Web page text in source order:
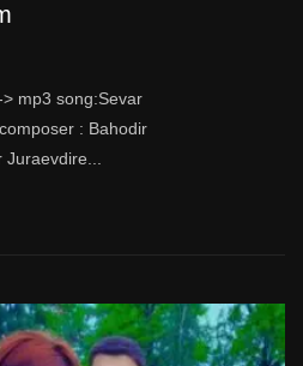
mp3 song:Sevar
: Bahodir
Juraevdire...